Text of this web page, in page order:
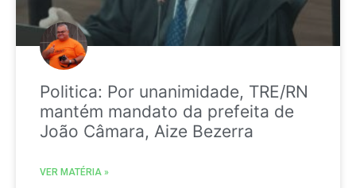
Politica: Por unanimidade, TRE/RN
mantém mandato da prefeita de
João Câmara, Aize Bezerra
VER MATÉRIA »